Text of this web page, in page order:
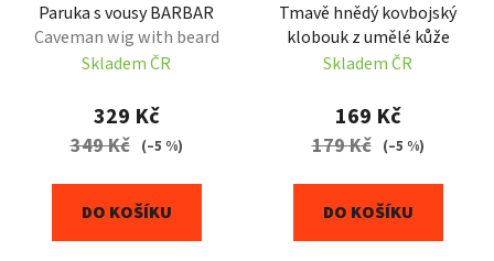
Paruka s vousy BARBAR
Caveman wig with beard
Skladem ČR
329 Kč
349 Kč (–5 %)
DO KOŠÍKU
Tmavě hnědý kovbojský
klobouk z umělé kůže
Skladem ČR
169 Kč
179 Kč (–5 %)
DO KOŠÍKU